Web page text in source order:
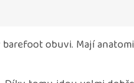
obuvi. Mají